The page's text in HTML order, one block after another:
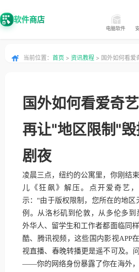
软件商店
电脑软件
当前位置： 首页 > 资讯教程 > 国外如何看爱
国外如何看爱奇
再让"地区限制"
剧夜
凌晨三点，纽约的公寓里，你刚结
儿《狂飙》解压。点开爱奇艺
示："由于版权限制，您所在的地区
例。从洛杉矶到伦敦，从多伦多到
外华人、留学生和工作者都面临同
酷、腾讯视频，这些国内影视APP
视直播、春晚转播更是遥不可及。
——你的网络身份暴露了你在海外